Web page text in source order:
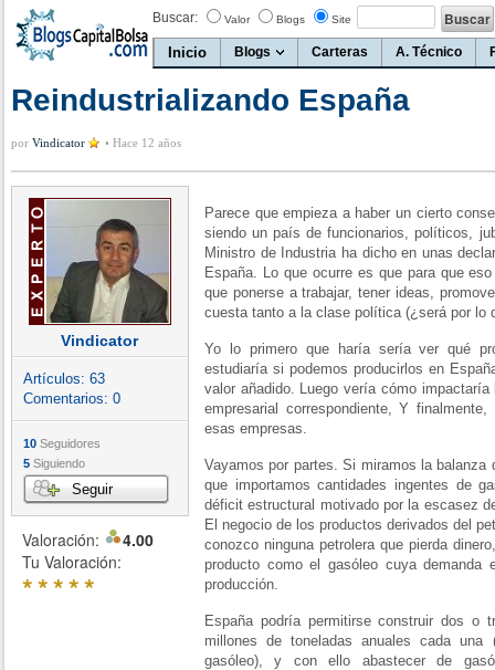
Buscar: Valor Blogs Site
Inicio Blogs Carteras A. Técnico
Reindustrializando España
por Vindicator • Hace 12 años
Vindicator
Artículos: 63
Comentarios: 0
10 Seguidores
5 Siguiendo
Seguir
Valoración:
4.00
Tu Valoración:
*****
Parece que empieza a haber un cierto
siendo un país de funcionarios, políticos,
Ministro de Industria ha dicho en unas
España. Lo que ocurre es que para que
que ponerse a trabajar, tener ideas,
cuesta tanto a la clase política (¿será por lo
Yo lo primero que haría sería ver qué
estudiaría si podemos producirlos en
valor añadido. Luego vería cómo
empresarial correspondiente, Y
esas empresas.
Vayamos por partes. Si miramos la balanza
que importamos cantidades ingentes de
déficit estructural motivado por la escasez
El negocio de los productos derivados del
conozco ninguna petrolera que pierda
producto como el gasóleo cuya
producción.
España podría permitirse construir dos o
millones de toneladas anuales cada
gasóleo), y con ello abastecer de